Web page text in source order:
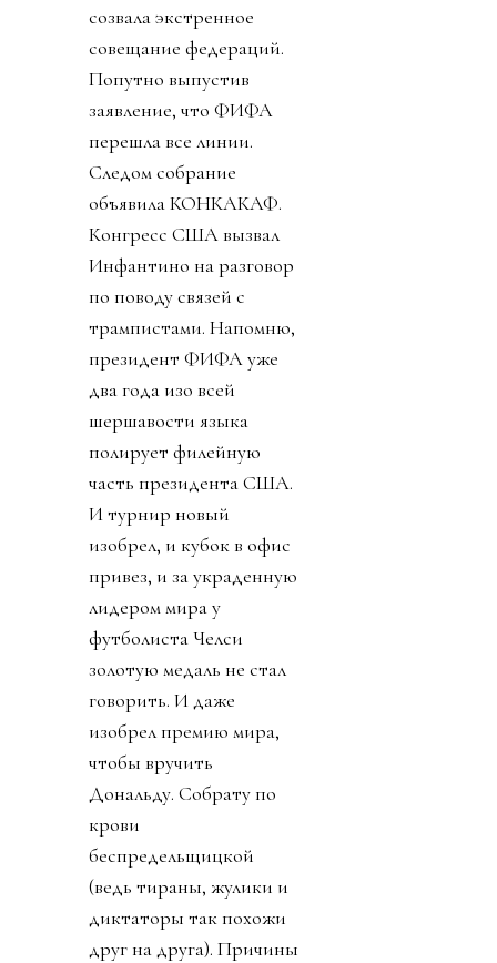
созвала экстренное
совещание федераций.
Попутно выпустив
заявление, что ФИФА
перешла все линии.
Следом собрание
объявила КОНКАКАФ.
Конгресс США вызвал
Инфантино на разговор
по поводу связей с
трампистами. Напомню,
президент ФИФА уже
два года изо всей
шершавости языка
полирует филейную
часть президента США.
И турнир новый
изобрел, и кубок в офис
привез, и за украденную
лидером мира у
футболиста Челси
золотую медаль не стал
говорить. И даже
изобрел премию мира,
чтобы вручить
Дональду. Собрату по
крови
беспредельщицкой
(ведь тираны, жулики и
диктаторы так похожи
друг на друга). Причины